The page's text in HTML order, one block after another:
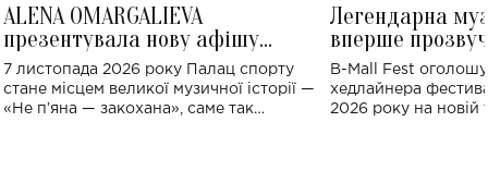
ALENA OMARGALIEVA
презентувала нову афішу
великого концерту в Палаці
спорту
7 листопада 2026 року Палац спорту
стане місцем великої музичної історії —
«Не пʼяна — закохана», саме так
Легендарна
вперше
Україні: де
B-Mall Fest
хедлайнера
2026 року на новій